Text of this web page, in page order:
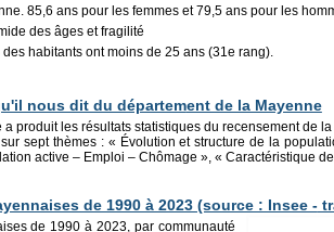
85,6 ans pour les femmes et 79,5 ans pour les
des âges et fragilité
habitants ont moins de 25 ans (31e rang).
nous dit du département de la Mayenne
produit les résultats statistiques du recensement de
sept thèmes : « Évolution et structure de la
active – Emploi – Chômage », « Caractéristique
de 1990 à 2023 (source : Insee -
de 1990 à 2023, par communauté